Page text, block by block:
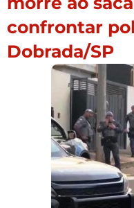
confrontar
Dobrada/SP